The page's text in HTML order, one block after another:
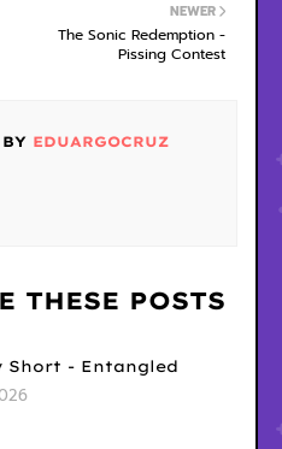
NEWER
The Sonic Redemption -
Pissing Contest
BY EDUARGOCRUZ
THESE POSTS
Short - Entangled